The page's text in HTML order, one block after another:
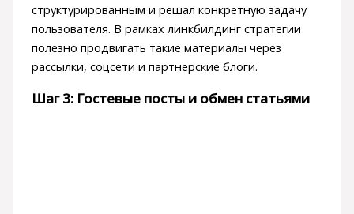
структурированным и решал конкретную задачу
пользователя. В рамках линкбилдинг стратегии
полезно продвигать такие материалы через
рассылки, соцсети и партнерские блоги.
Шаг 3: Гостевые посты и обмен статьями